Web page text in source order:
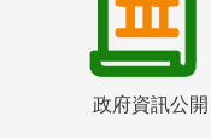
政府資訊公開